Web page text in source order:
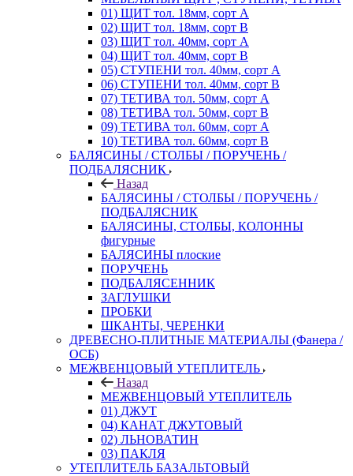
01) ЩИТ тол. 18мм, сорт А
02) ЩИТ тол. 18мм, сорт В
03) ЩИТ тол. 40мм, сорт А
04) ЩИТ тол. 40мм, сорт В
05) СТУПЕНИ тол. 40мм, сорт А
06) СТУПЕНИ тол. 40мм, сорт В
07) ТЕТИВА тол. 50мм, сорт А
08) ТЕТИВА тол. 50мм, сорт В
09) ТЕТИВА тол. 60мм, сорт А
10) ТЕТИВА тол. 60мм, сорт В
БАЛЯСИНЫ / СТОЛБЫ / ПОРУЧЕНЬ /
ПОДБАЛЯСНИК
Назад
БАЛЯСИНЫ / СТОЛБЫ / ПОРУЧЕНЬ /
ПОДБАЛЯСНИК
БАЛЯСИНЫ, СТОЛБЫ, КОЛОННЫ
фигурные
БАЛЯСИНЫ плоские
ПОРУЧЕНЬ
ПОДБАЛЯСЕННИК
ЗАГЛУШКИ
ПРОБКИ
ШКАНТЫ, ЧЕРЕНКИ
ДРЕВЕСНО-ПЛИТНЫЕ МАТЕРИАЛЫ (Фанера /
ОСБ)
МЕЖВЕНЦОВЫЙ УТЕПЛИТЕЛЬ
Назад
МЕЖВЕНЦОВЫЙ УТЕПЛИТЕЛЬ
01) ДЖУТ
04) КАНАТ ДЖУТОВЫЙ
02) ЛЬНОВАТИН
03) ПАКЛЯ
УТЕПЛИТЕЛЬ БАЗАЛЬТОВЫЙ